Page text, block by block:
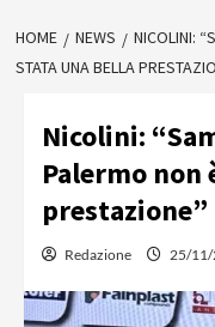
HOME NEWS
NICOLINI:
STATA UNA BELLA
Nicolini:
Palermo non
prestazione”
Redazione 25/11/